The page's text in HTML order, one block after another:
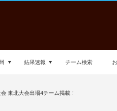
結果速報 チーム検索
東北大会出場4チーム掲載！